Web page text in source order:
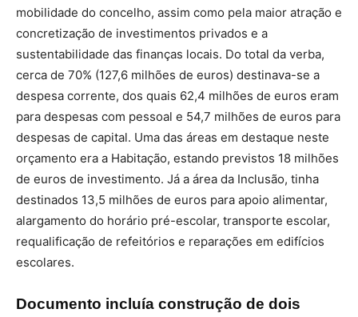
mobilidade do concelho, assim como pela maior atração e
concretização de investimentos privados e a
sustentabilidade das finanças locais. Do total da verba,
cerca de 70% (127,6 milhões de euros) destinava-se a
despesa corrente, dos quais 62,4 milhões de euros eram
para despesas com pessoal e 54,7 milhões de euros para
despesas de capital. Uma das áreas em destaque neste
orçamento era a Habitação, estando previstos 18 milhões
de euros de investimento. Já a área da Inclusão, tinha
destinados 13,5 milhões de euros para apoio alimentar,
alargamento do horário pré-escolar, transporte escolar,
requalificação de refeitórios e reparações em edifícios
escolares.
Documento incluía construção de dois